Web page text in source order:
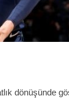
dönüşünde